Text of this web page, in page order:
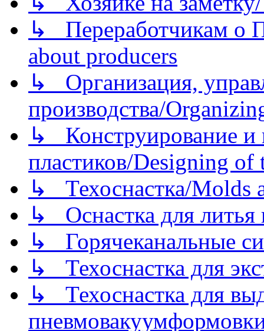
↳ Переработчикам о
about producers
↳ Организация,
производства/
↳ Конструирование и
пластиков/Designing of
↳ Техоснастка/Molds
↳ Оснастка для литья
↳ Горячеканальные
↳ Техоснастка для
↳ Техоснастка для